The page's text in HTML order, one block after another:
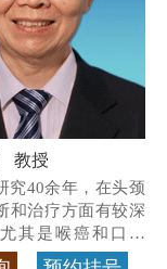
教授
究40余年，在头颈
和治疗方面有较深
其是喉癌和口腔
是广东喉癌单病种